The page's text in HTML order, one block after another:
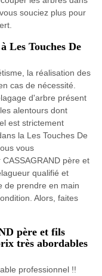
souciez plus pour
Les Touches De
la réalisation des
cas de nécessité.
d'arbre présent
alentours dont
est strictement
la Les Touches De
vous
père et
qualifié et
de prendre en main
Alors, faites
père et fils
très abordables
professionnel !!